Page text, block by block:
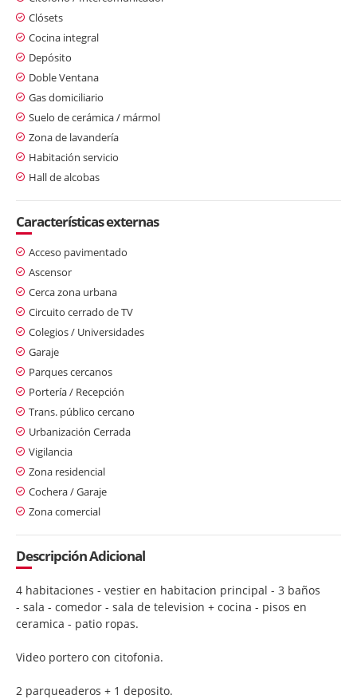
Clósets
Cocina integral
Depósito
Doble Ventana
Gas domiciliario
Suelo de cerámica / mármol
Zona de lavandería
Habitación servicio
Hall de alcobas
Características externas
Acceso pavimentado
Ascensor
Cerca zona urbana
Circuito cerrado de TV
Colegios / Universidades
Garaje
Parques cercanos
Portería / Recepción
Trans. público cercano
Urbanización Cerrada
Vigilancia
Zona residencial
Cochera / Garaje
Zona comercial
Descripción Adicional
4 habitaciones - vestier en habitacion principal - 3 baños
- sala - comedor - sala de television + cocina - pisos en
ceramica - patio ropas.
Video portero con citofonia.
2 parqueaderos + 1 deposito.